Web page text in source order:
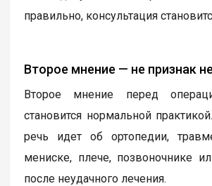
правильно, консультация
Второе мнение — не признак
Второе мнение перед
становится нормальной
речь идет об ортопедии,
мениске, плече, позвоночнике
после неудачного лечения.